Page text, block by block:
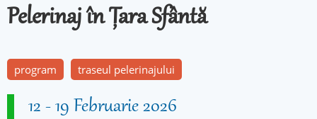
Pelerinaj în Țara Sfântă
program traseul pelerinajului
12 -19 Februarie 2026